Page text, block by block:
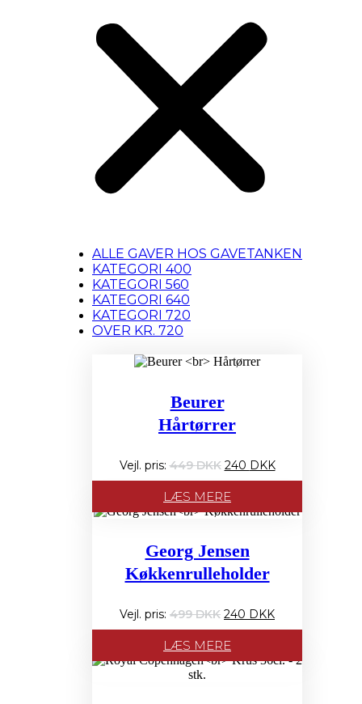
ALLE GAVER HOS GAVETANKEN
KATEGORI 400
KATEGORI 560
KATEGORI 640
KATEGORI 720
OVER KR. 720
Beurer
Hårtørrer
449
Den
oprindelige
pris
240
Den
aktuelle
LÆS MERE
Georg Jensen
Køkkenrulleholder
499
Den
oprindelige
pris
240
Den
aktuelle
LÆS MERE